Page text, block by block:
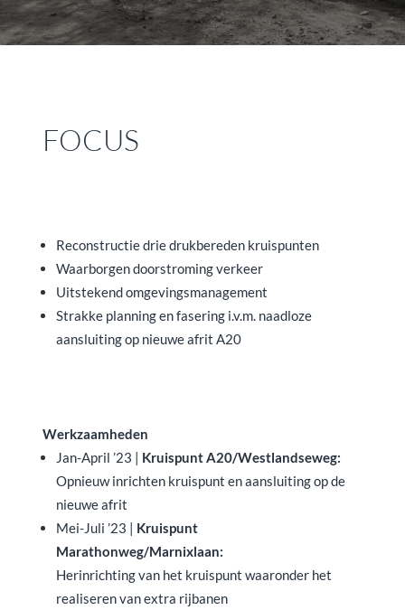
FOCUS
Reconstructie drie drukbereden kruispunten
Waarborgen doorstroming verkeer
Uitstekend omgevingsmanagement
Strakke planning en fasering i.v.m. naadloze
aansluiting op nieuwe afrit A20
Werkzaamheden
Jan-April ’23 | Kruispunt A20/Westlandseweg:
Opnieuw inrichten kruispunt en aansluiting op de
nieuwe afrit
Mei-Juli ’23 | Kruispunt
Marathonweg/Marnixlaan:
Herinrichting van het kruispunt waaronder het
realiseren van extra rijbanen